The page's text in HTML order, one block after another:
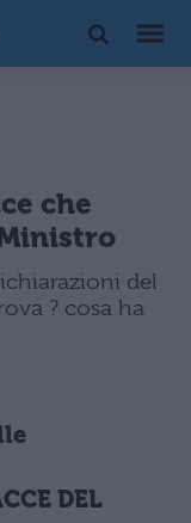
che
del
? cosa ha
DEL